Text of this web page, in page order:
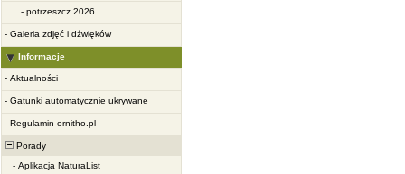
- potrzeszcz 2026
- Galeria zdjęć i dźwięków
Informacje
- Aktualności
- Gatunki automatycznie ukrywane
- Regulamin ornitho.pl
Porady
- Aplikacja NaturaList